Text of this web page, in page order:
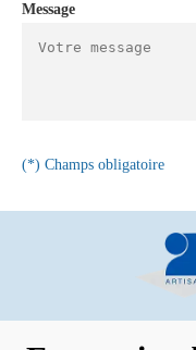
Message
(*) Champs obligatoire